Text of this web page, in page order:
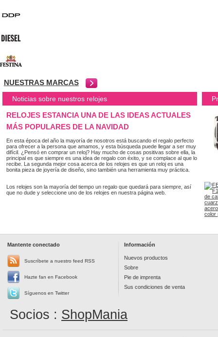
NUESTRAS MARCAS
Noticias sobre nuestros relojes
RELOJES ESTANCIA UNA DE LAS IDEAS ACTUALES
MÁS POPULARES DE LA NAVIDAD
En esta época del año la mayoría de nosotros está buscando el regalo perfecto
para ofrecer a la persona que amamos, y esta búsqueda puede llegar a ser muy
difícil. ¿Pensó en comprar un reloj? Hay mucho de cosas positivas sobre ella, la
principal es que siempre es una idea de regalo con éxito, y se complace al que lo
recibe. La segunda mejor cosa acerca de los relojes es que un reloj es una
bonita pieza de joyería de diseño, sino también una herramienta muy práctica.
Los relojes son la mayoría del tiempo un regalo que quedará para siempre, así
que no dude y seleccione uno de los relojes en nuestra página web.
Mantente conectado
Suscríbete a nuestro feed RSS
Hazte fan en Facebook
Síguenos en Twitter
Información
Nuevos productos
Sobre
Pie de imprenta
Sus condiciones de venta
Socios : ShopMania